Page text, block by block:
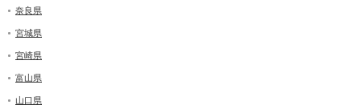
奈良県
宮城県
宮崎県
富山県
山口県